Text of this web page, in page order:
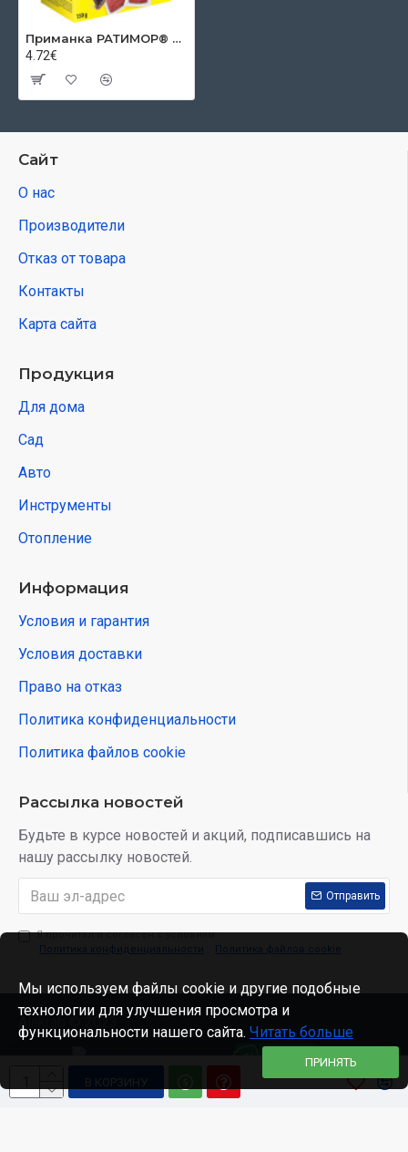
В КОРЗИНУ
Приманка РАТИМОР® Бромадиолон мягкая для мышей и крыс, 150 г
4.72€
Сайт
О нас
Производители
Отказ от товара
Контакты
Карта сайта
Продукция
Для дома
Сад
Авто
Инструменты
Отопление
Информация
Условия и гарантия
Условия доставки
Право на отказ
Политика конфиденциальности
Политика файлов cookie
Рассылка новостей
Будьте в курсе новостей и акций, подписавшись на
нашу рассылку новостей.
Отправить
Я прочитал и согласен с условиям:
Политика конфиденциальности
Политика файлов cookie
Alakrab © 2023
ПРИНЯТЬ
Мы используем файлы cookie и другие подобные
технологии для улучшения просмотра и
функциональности нашего сайта. Читать больше